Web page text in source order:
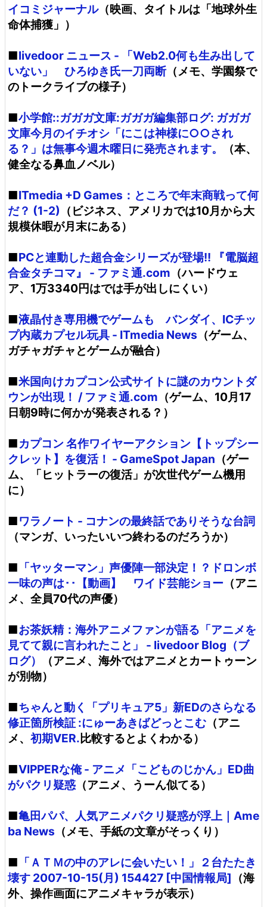
イコミジャーナル（映画、タイトルは「地球外生
命体捕獲」）
■livedoor ニュース - 「Web2.0何も生み出して
いない」 ひろゆき氏一刀両断（メモ、学園祭で
のトークライブの様子）
■小学館::ガガガ文庫:ガガガ編集部ログ: ガガガ
文庫今月のイチオシ「にこは神様に○○され
る？」は無事今週木曜日に発売されます。
（本、
健全なる鼻血ノベル）
■ITmedia +D Games：ところで年末商戦って何
だ？ (1-2) （ビジネス、アメリカでは10月から大
規模休暇が月末にある）
■PCと連動した超合金シリーズが登場!! 『電脳超
合金タチコマ』 - ファミ通.com （ハードウェ
ア、1万3340円はでは手が出しにくい）
■液晶付き専用機でゲームも バンダイ、ICチッ
プ内蔵カプセル玩具 - ITmedia News （ゲーム、
ガチャガチャとゲームが融合）
■米国向けカプコン公式サイトに謎のカウントダ
ウンが出現！ / ファミ通.com （ゲーム、10月17
日朝9時に何かが発表される？）
■カプコン 名作ワイヤーアクション【トップシー
クレット】を復活！ - GameSpot Japan （ゲー
ム、「ヒットラーの復活」が次世代ゲーム機用
に）
■ワラノート - コナンの最終話でありそうな台詞
（マンガ、いったいいつ終わるのだろうか）
■ 「ヤッターマン」声優陣一部決定！？ドロンボ
一味の声は･･【動画】 ワイド芸能ショー （アニ
メ、全員70代の声優）
■お茶妖精：海外アニメファンが語る「アニメを
見てて親に言われたこと」 - livedoor Blog（ブ
ログ）
（アニメ、海外ではアニメとカートゥーン
が別物）
■ちゃんと動く「プリキュア5」新EDのさらなる
修正箇所検証 :にゅーあきばどっとこむ （アニ
メ、 初期VER. 比較するとよくわかる）
■VIPPERな俺 - アニメ「こどものじかん」ED曲
がパクリ疑惑 （アニメ、うーん似てる）
■亀田パパ、人気アニメパクリ疑惑が浮上｜Ame
ba News （メモ、手紙の文章がそっくり）
■ 「ＡＴＭの中のアレに会いたい！」２台たたき
壊す 2007-10-15(月) 154427 [中国情報局] （海
外、操作画面にアニメキャラが表示）